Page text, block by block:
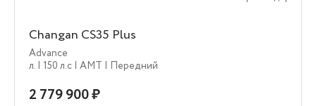
Changan CS35 Plus
Advance
л. | 150 л.c | AMT | Передний
2 779 900 ₽